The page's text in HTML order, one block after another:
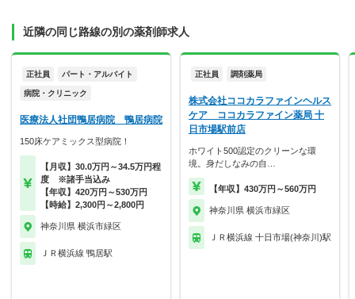
近隣の同じ路線の別の薬剤師求人
正社員 パート・アルバイト
病院・クリニック
医療法人社団鴨居病院 鴨居病院
150床ケアミックス型病院！
【月収】30.0万円～34.5万円程
度 ※諸手当込み
【年収】420万円～530万円
【時給】2,300円～2,800円
神奈川県 横浜市緑区
ＪＲ横浜線 鴨居駅
正社員 調剤薬局
株式会社ココカラファインヘルス
ケア ココカラファイン薬局 十
日市場駅前店
ホワイト500認定のクリーンな環
境。身だしなみの自…
【年収】430万円～560万円
神奈川県 横浜市緑区
ＪＲ横浜線 十日市場(神奈川)駅